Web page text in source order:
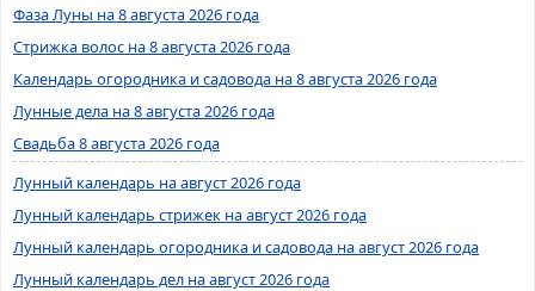
Фаза Луны на 8 августа 2026 года
Стрижка волос на 8 августа 2026 года
Календарь огородника и садовода на 8 августа 2026 года
Лунные дела на 8 августа 2026 года
Свадьба 8 августа 2026 года
Лунный календарь на август 2026 года
Лунный календарь стрижек на август 2026 года
Лунный календарь огородника и садовода на август 2026 года
Лунный календарь дел на август 2026 года